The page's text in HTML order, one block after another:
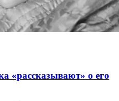
«рассказывают» о его